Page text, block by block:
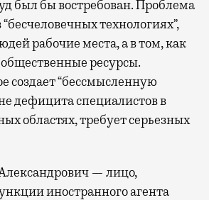
был бы востребован. Проблема
технологиях”,
рабочие места, а в том, как
ресурсы.
создает “бессмысленную
дефицита специалистов в
областях, требует серьезных
— лицо,
иностранного агента